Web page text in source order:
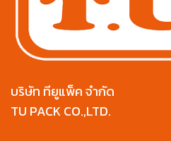
บริษัท ทียูแพ็ค จำกัด
TU PACK CO.,LTD.